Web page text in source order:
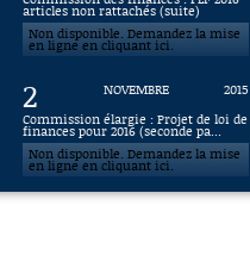
articles non rattachés (suite)
Non disponible. Demandez la mise
en ligne en cliquant ici.
2 NOVEMBRE
2015
Commission élargie : Projet de loi de
finances pour 2016 (seconde pa...
Non disponible. Demandez la mise
en ligne en cliquant ici.